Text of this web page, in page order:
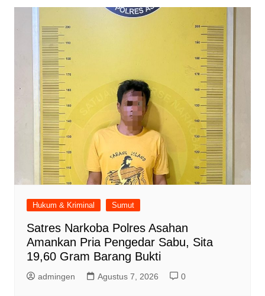
Hukum & Kriminal Sumut
Satres Narkoba Polres Asahan
Amankan Pria Pengedar Sabu, Sita
19,60 Gram Barang Bukti
admingen Agustus 7, 2026 0